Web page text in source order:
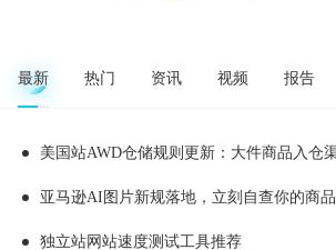
最新 热门 资讯 视频 报告
美国站AWD仓储规则更新：大件商品入仓
亚马逊AI图片新规落地，立刻自查你的商品
独立站网站速度测试工具推荐